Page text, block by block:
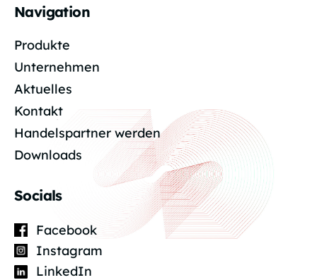
Navigation
Produkte
Unternehmen
Aktuelles
Kontakt
Handelspartner werden
Downloads
Socials
Facebook
Instagram
LinkedIn